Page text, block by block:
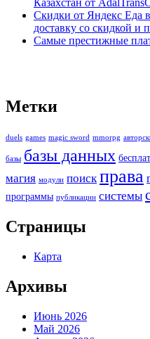
Казахстан от
Скидки от Яндекс Еда
доставку со скидкой и
Самые престижные
Метки
duels games magic sword mmorpg
базы базы данных
магия модули поиск права
программы публикации системы
Страницы
Карта
Архивы
Июнь 2026
Май 2026